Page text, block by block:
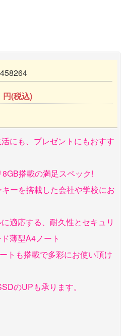
円(税込)
にも、プレゼントにもおすす
搭載の満足スペック!
ーを搭載した会社や学校にお
適応する、耐久性とセキュリ
薄型A4ノート
トも搭載で多彩にお使い頂け
のUPも承ります。